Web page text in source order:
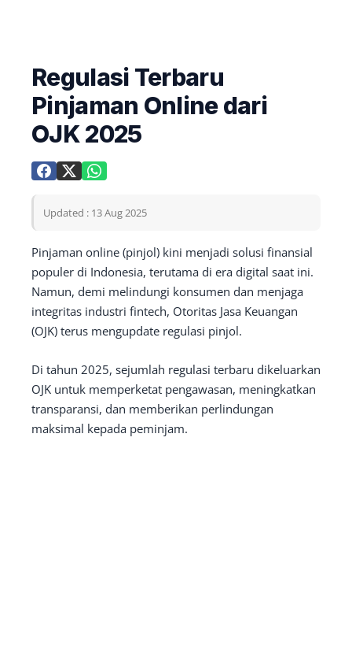
Regulasi Terbaru
Pinjaman Online dari
OJK 2025
Updated : 13 Aug 2025
Pinjaman online (pinjol) kini menjadi solusi finansial
populer di Indonesia, terutama di era digital saat ini.
Namun, demi melindungi konsumen dan menjaga
integritas industri fintech, Otoritas Jasa Keuangan
(OJK) terus mengupdate regulasi pinjol.
Di tahun 2025, sejumlah regulasi terbaru dikeluarkan
OJK untuk memperketat pengawasan, meningkatkan
transparansi, dan memberikan perlindungan
maksimal kepada peminjam.